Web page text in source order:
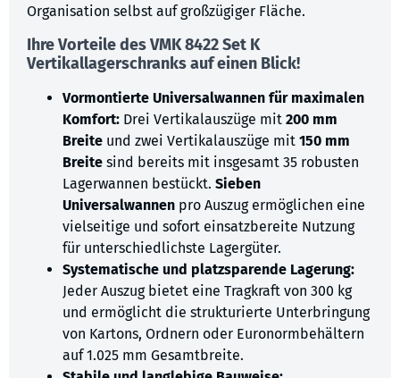
Organisation selbst auf großzügiger Fläche.
Ihre Vorteile des VMK 8422 Set K
Vertikallagerschranks auf einen Blick!
Vormontierte Universalwannen für maximalen
Komfort: Drei Vertikalauszüge mit 200 mm
Breite und zwei Vertikalauszüge mit 150 mm
Breite sind bereits mit insgesamt 35 robusten
Lagerwannen bestückt. Sieben
Universalwannen pro Auszug ermöglichen eine
vielseitige und sofort einsatzbereite Nutzung
für unterschiedlichste Lagergüter.
Systematische und platzsparende Lagerung:
Jeder Auszug bietet eine Tragkraft von 300 kg
und ermöglicht die strukturierte Unterbringung
von Kartons, Ordnern oder Euronormbehältern
auf 1.025 mm Gesamtbreite.